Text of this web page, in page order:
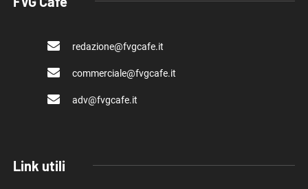
redazione@fvgcafe.it
commerciale@fvgcafe.it
adv@fvgcafe.it
Link utili